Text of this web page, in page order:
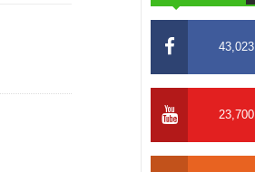
43,023
23,700